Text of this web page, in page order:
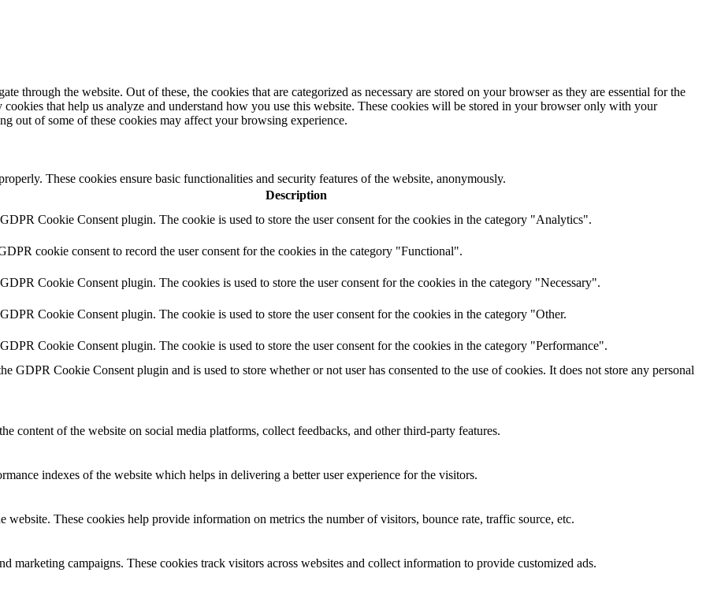
through the website. Out of these, the cookies that are categorized as necessary are stored on your browser as they are essential for the
that help us analyze and understand how you use this website. These cookies will be stored in your browser only with your
out of some of these cookies may affect your browsing experience.
These cookies ensure basic functionalities and security features of the website, anonymously.
Description
Cookie Consent plugin. The cookie is used to store the user consent for the cookies in the category "Analytics".
cookie consent to record the user consent for the cookies in the category "Functional".
Cookie Consent plugin. The cookies is used to store the user consent for the cookies in the category "Necessary".
Cookie Consent plugin. The cookie is used to store the user consent for the cookies in the category "Other.
Cookie Consent plugin. The cookie is used to store the user consent for the cookies in the category "Performance".
GDPR Cookie Consent plugin and is used to store whether or not user has consented to the use of cookies. It does not store any personal
content of the website on social media platforms, collect feedbacks, and other third-party features.
indexes of the website which helps in delivering a better user experience for the visitors.
These cookies help provide information on metrics the number of visitors, bounce rate, traffic source, etc.
marketing campaigns. These cookies track visitors across websites and collect information to provide customized ads.